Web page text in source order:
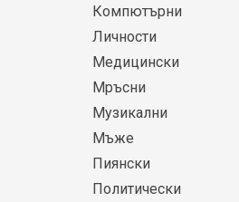
Компютърни
Личности
Медицински
Мръсни
Музикални
Мъже
Пиянски
Политически